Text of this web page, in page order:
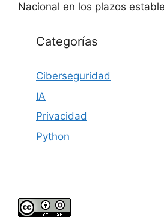
Nacional en los plazos
Categorías
Ciberseguridad
IA
Privacidad
Python